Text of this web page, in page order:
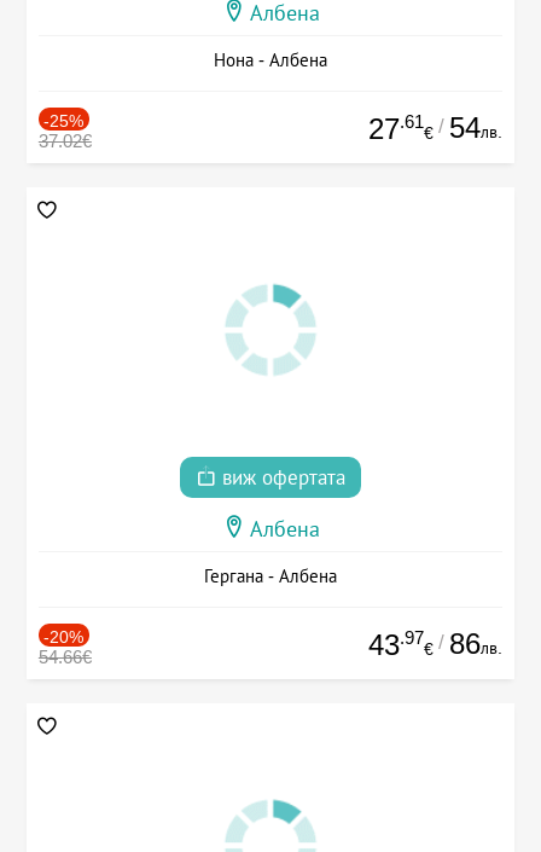
Албена
Нона - Албена
-25%
37.02€ 27.61
€ / 54лв.
виж офертата
Албена
Гергана - Албена
-20%
54.66€ 43.97
€ / 86лв.